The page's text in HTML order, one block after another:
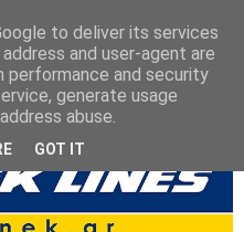
to deliver its services
and user-agent are
performance and security
generate usage
abuse.
GOT IT